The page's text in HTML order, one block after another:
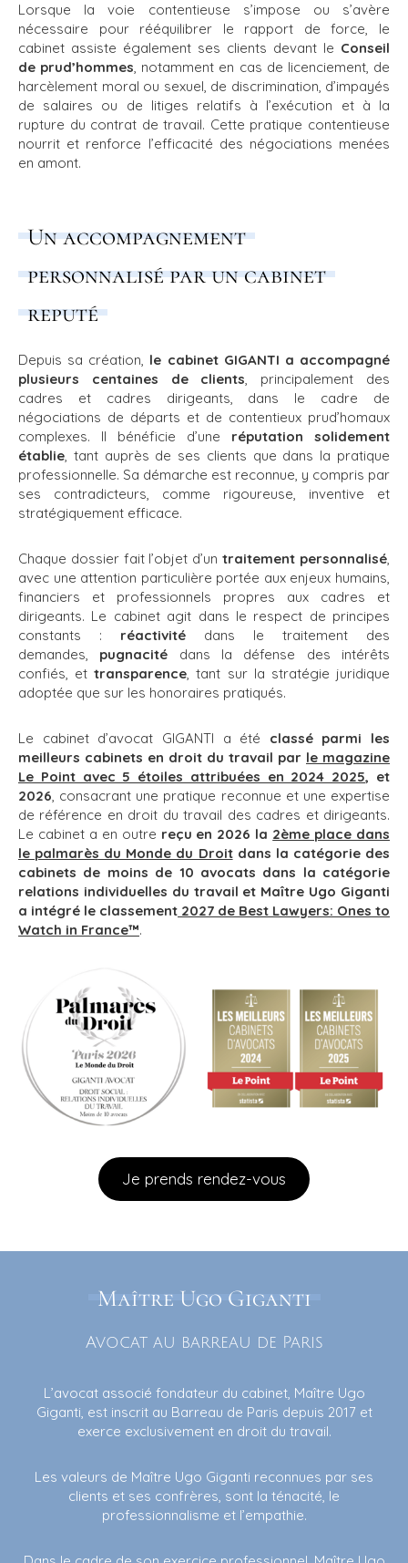
Lorsque la voie contentieuse s’impose ou s’avère
nécessaire pour rééquilibrer le rapport de force, le
cabinet assiste également ses clients devant le Conseil
de prud’hommes, notamment en cas de licenciement, de
harcèlement moral ou sexuel, de discrimination, d’impayés
de salaires ou de litiges relatifs à l’exécution et à la
rupture du contrat de travail. Cette pratique contentieuse
nourrit et renforce l’efficacité des négociations menées
en amont.
Un accompagnement
personnalisé par un cabinet
reputé
Depuis sa création, le cabinet GIGANTI a accompagné
plusieurs centaines de clients, principalement des
cadres et cadres dirigeants, dans le cadre de
négociations de départs et de contentieux prud’homaux
complexes. Il bénéficie d’une réputation solidement
établie, tant auprès de ses clients que dans la pratique
professionnelle. Sa démarche est reconnue, y compris par
ses contradicteurs, comme rigoureuse, inventive et
stratégiquement efficace.
Chaque dossier fait l’objet d’untraitement personnalisé,
avec une attention particulière portée aux enjeux humains,
financiers et professionnels propres aux cadres et
dirigeants. Le cabinet agit dans le respect de principes
constants : réactivité dans le traitement des
demandes, pugnacité dans la défense des intérêts
confiés, ettransparence, tant sur la stratégie juridique
adoptée que sur les honoraires pratiqués.
Le cabinet d’avocat GIGANTI a été classé parmi les
meilleurs cabinets en droit du travail par le magazine
Le Point avec 5 étoiles attribuées en 2024 2025, et
2026, consacrant une pratique reconnue et une expertise
de référence en droit du travail des cadres et dirigeants.
Le cabinet a en outre reçu en 2026 la 2ème place dans
le palmarès du Monde du Droitdans la catégorie des
cabinets de moins de 10 avocats dans la catégorie
relations individuelles du travail et Maître Ugo Giganti
a intégré le classement 2027 de Best Lawyers: Ones to
Watch in France™.
Je prends rendez-vous
Maître Ugo Giganti
Avocat au barreau de Paris
L’avocat associé fondateur du cabinet, Maître Ugo
Giganti, est inscrit au Barreau de Paris depuis 2017 et
exerce exclusivement en droit du travail.
Les valeurs de Maître Ugo Giganti reconnues par ses
clients et ses confrères, sont la ténacité, le
professionnalisme et l’empathie.